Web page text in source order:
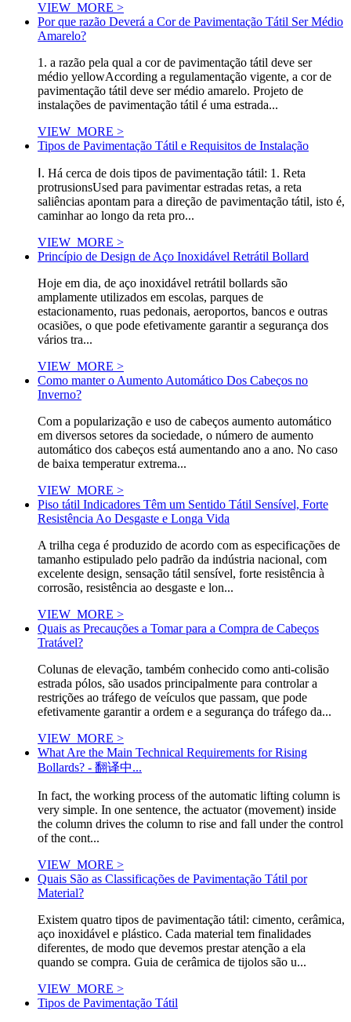
VIEW_MORE >
Por que razão Deverá a Cor de Pavimentação Tátil Ser Médio
Amarelo?
1. a razão pela qual a cor de pavimentação tátil deve ser
médio yellowAccording a regulamentação vigente, a cor de
pavimentação tátil deve ser médio amarelo. Projeto de
instalações de pavimentação tátil é uma estrada...
VIEW_MORE >
Tipos de Pavimentação Tátil e Requisitos de Instalação
Ⅰ. Há cerca de dois tipos de pavimentação tátil: 1. Reta
protrusionsUsed para pavimentar estradas retas, a reta
saliências apontam para a direção de pavimentação tátil, isto é,
caminhar ao longo da reta pro...
VIEW_MORE >
Princípio de Design de Aço Inoxidável Retrátil Bollard
Hoje em dia, de aço inoxidável retrátil bollards são
amplamente utilizados em escolas, parques de
estacionamento, ruas pedonais, aeroportos, bancos e outras
ocasiões, o que pode efetivamente garantir a segurança dos
vários tra...
VIEW_MORE >
Como manter o Aumento Automático Dos Cabeços no
Inverno?
Com a popularização e uso de cabeços aumento automático
em diversos setores da sociedade, o número de aumento
automático dos cabeços está aumentando ano a ano. No caso
de baixa temperatur extrema...
VIEW_MORE >
Piso tátil Indicadores Têm um Sentido Tátil Sensível, Forte
Resistência Ao Desgaste e Longa Vida
A trilha cega é produzido de acordo com as especificações de
tamanho estipulado pelo padrão da indústria nacional, com
excelente design, sensação tátil sensível, forte resistência à
corrosão, resistência ao desgaste e lon...
VIEW_MORE >
Quais as Precauções a Tomar para a Compra de Cabeços
Tratável?
Colunas de elevação, também conhecido como anti-colisão
estrada pólos, são usados principalmente para controlar a
restrições ao tráfego de veículos que passam, que pode
efetivamente garantir a ordem e a segurança do tráfego da...
VIEW_MORE >
What Are the Main Technical Requirements for Rising
Bollards? - 翻译中...
In fact, the working process of the automatic lifting column is
very simple. In one sentence, the actuator (movement) inside
the column drives the column to rise and fall under the control
of the cont...
VIEW_MORE >
Quais São as Classificações de Pavimentação Tátil por
Material?
Existem quatro tipos de pavimentação tátil: cimento, cerâmica,
aço inoxidável e plástico. Cada material tem finalidades
diferentes, de modo que devemos prestar atenção a ela
quando se compra. Guia de cerâmica de tijolos são u...
VIEW_MORE >
Tipos de Pavimentação Tátil